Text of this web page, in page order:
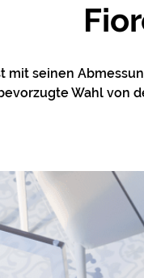
mit seinen
Wahl von